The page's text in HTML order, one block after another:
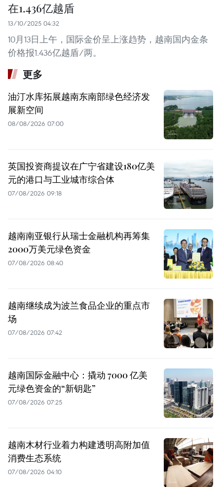
在1.436亿越盾
13/10/2025 04:32
10月13日上午，国际金价呈上涨趋势，越南国内金条
价格报1.436亿越盾/两。
更多
油汀水库拓展越南东南部绿色经济发
展新空间
08/08/2026 07:00
英国投资商提议在广宁省建设180亿美
元的港口与工业城市综合体
07/08/2026 09:18
越南南亚银行从瑞士金融机构再筹集
2000万美元绿色资金
07/08/2026 08:40
越南继续成为波兰食品企业的重点市
场
07/08/2026 07:42
越南国际金融中心：撬动 7000 亿美
元绿色资金的“新钥匙”
07/08/2026 07:25
越南木材行业着力构建透明高附加值
消费生态系统
07/08/2026 04:10